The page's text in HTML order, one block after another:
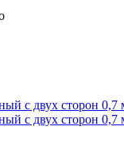
с двух сторон
с двух сторон